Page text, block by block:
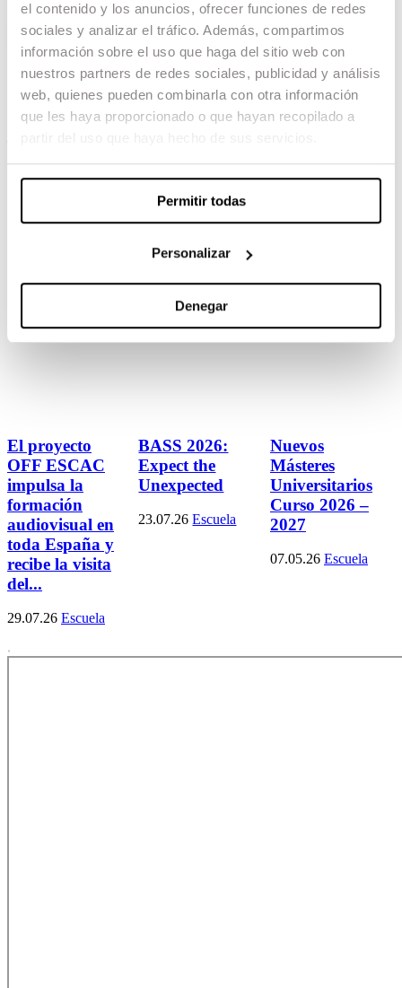
el contenido y los anuncios, ofrecer funciones de redes
sociales y analizar el tráfico. Además, compartimos
información sobre el uso que haga del sitio web con
nuestros partners de redes sociales, publicidad y análisis
web, quienes pueden combinarla con otra información
que les haya proporcionado o que hayan recopilado a
Permitir todas
Personalizar
Denegar
Fauna
12.03.24 -
Guion: Sergi Cameron
El proyecto
OFF ESCAC
impulsa la
formación
audiovisual en
toda España y
recibe la visita
del...
29.07.26 Escuela
BASS 2026:
Expect the
Unexpected
23.07.26 Escuela
Nuevos
Másteres
Universitarios
Curso 2026 –
2027
07.05.26 Escuela